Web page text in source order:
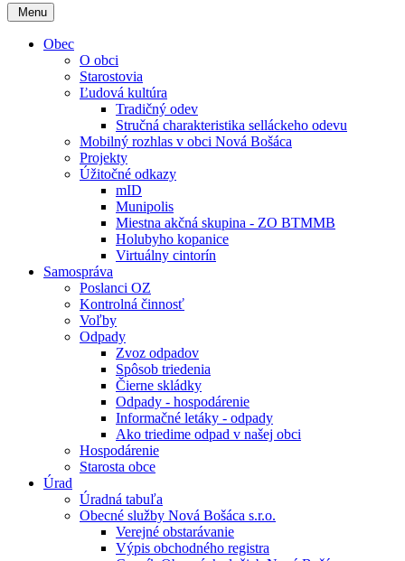
Menu
Obec
O obci
Starostovia
Ľudová kultúra
Tradičný odev
Stručná charakteristika selláckeho odevu
Mobilný rozhlas v obci Nová Bošáca
Projekty
Úžitočné odkazy
mID
Munipolis
Miestna akčná skupina - ZO BTMMB
Holubyho kopanice
Virtuálny cintorín
Samospráva
Poslanci OZ
Kontrolná činnosť
Voľby
Odpady
Zvoz odpadov
Spôsob triedenia
Čierne skládky
Odpady - hospodárenie
Informačné letáky - odpady
Ako triedime odpad v našej obci
Hospodárenie
Starosta obce
Úrad
Úradná tabuľa
Obecné služby Nová Bošáca s.r.o.
Verejné obstarávanie
Výpis obchodného registra